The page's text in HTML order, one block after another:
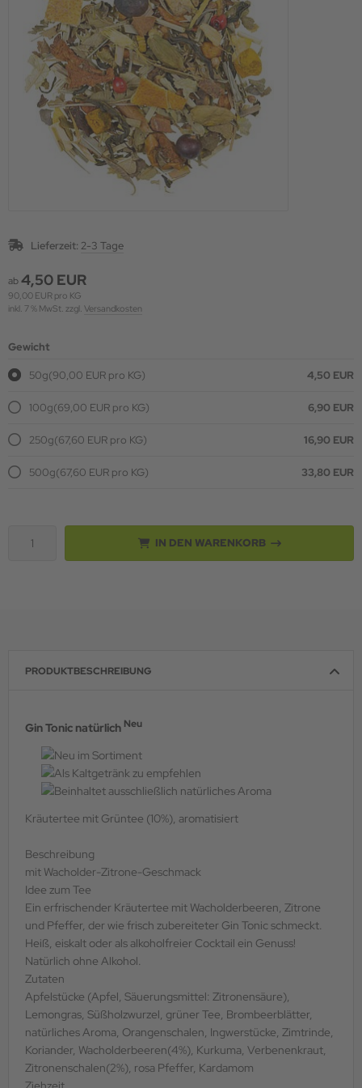
Lieferzeit: 2-3 Tage
ab4,50 EUR
90,00 EUR pro KG
inkl. 7 % MwSt. zzgl. Versandkosten
Gewicht
50g(90,00 EUR pro KG) 4,50 EUR
100g(69,00 EUR pro KG) 6,90 EUR
250g(67,60 EUR pro KG) 16,90 EUR
500g(67,60 EUR pro KG) 33,80 EUR
IN DEN WARENKORB
PRODUKTBESCHREIBUNG
Gin Tonic natürlich Neu
Kräutertee mit Grüntee (10%), aromatisiert
Beschreibung
mit Wacholder-Zitrone-Geschmack
Idee zum Tee
Ein erfrischender Kräutertee mit Wacholderbeeren, Zitrone
und Pfeffer, der wie frisch zubereiteter Gin Tonic schmeckt.
Heiß, eiskalt oder als alkoholfreier Cocktail ein Genuss!
Natürlich ohne Alkohol.
Zutaten
Apfelstücke (Apfel, Säuerungsmittel: Zitronensäure),
Lemongras, Süßholzwurzel, grüner Tee, Brombeerblätter,
natürliches Aroma, Orangenschalen, Ingwerstücke, Zimtrinde,
Koriander, Wacholderbeeren(4%), Kurkuma, Verbenenkraut,
Zitronenschalen(2%), rosa Pfeffer, Kardamom